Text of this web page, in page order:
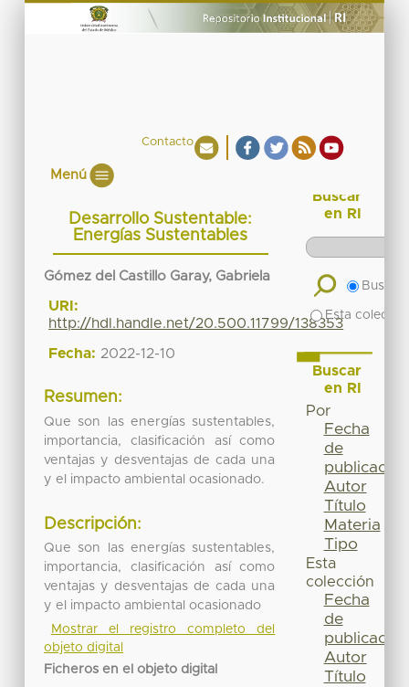
Contacto
Menú
Desarrollo Sustentable:
Energías Sustentables
Gómez del Castillo Garay, Gabriela
URI:
http://hdl.handle.net/20.500.11799/138353
Fecha: 2022-12-10
Resumen:
Que son las energías sustentables,
importancia, clasificación así como
ventajas y desventajas de cada una
y el impacto ambiental ocasionado.
Descripción:
Que son las energías sustentables,
importancia, clasificación así como
ventajas y desventajas de cada una
y el impacto ambiental ocasionado
Mostrar el registro completo del
objeto digital
Ficheros en el objeto digital
Buscar
en RI
Buscar
Esta
Buscar
en RI
Por
Fecha
de
publicación
Autor
Título
Materia
Tipo
Esta
colección
Fecha
de
publicación
Autor
Título